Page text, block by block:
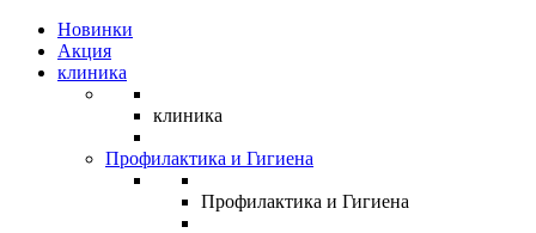
Новинки
Акция
клиника
клиника
Профилактика и Гигиена
Профилактика и Гигиена